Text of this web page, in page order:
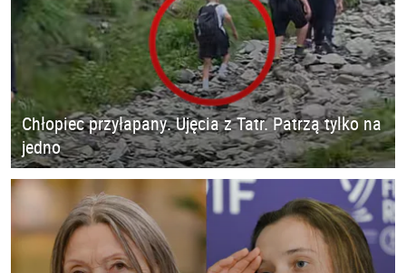
Chłopiec przyłapany. Ujęcia z Tatr. Patrzą tylko na
jedno